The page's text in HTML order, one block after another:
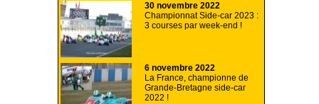
30 novembre 2022
Championnat Side-car 2023 :
3 courses par week-end !
6 novembre 2022
La France, championne de
Grande-Bretagne side-car
2022 !